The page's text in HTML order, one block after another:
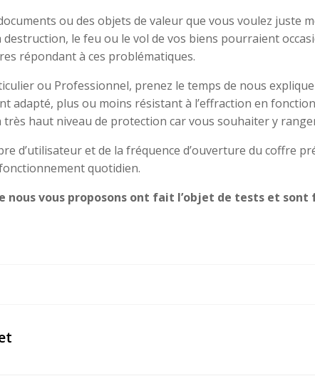
ou des objets de valeur que vous voulez juste
destruction, le feu ou le vol de vos biens pourraient
répondant à ces problématiques.
ou Professionnel, prenez le temps de nous
adapté, plus ou moins résistant à l’effraction en
très haut niveau de protection car vous souhaiter y
d’utilisateur et de la fréquence d’ouverture du coffre
quotidien.
nous vous proposons ont fait l’objet de tests et